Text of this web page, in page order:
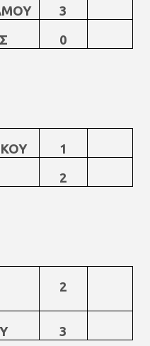
3
0
1
2
2
3